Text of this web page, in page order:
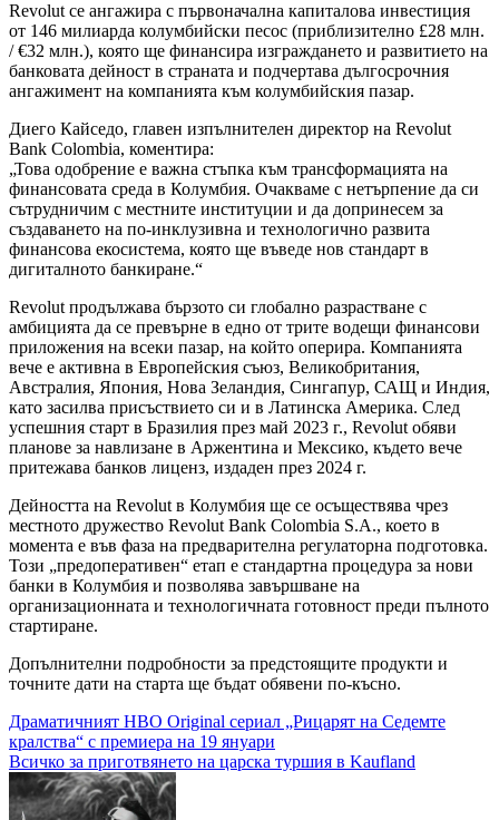
Revolut се ангажира с първоначална капиталова инвестиция
от 146 милиарда колумбийски песос (приблизително £28 млн.
/ €32 млн.), която ще финансира изграждането и развитието на
банковата дейност в страната и подчертава дългосрочния
ангажимент на компанията към колумбийския пазар.
Диего Кайседо, главен изпълнителен директор на Revolut
Bank Colombia, коментира:
„Това одобрение е важна стъпка към трансформацията на
финансовата среда в Колумбия. Очакваме с нетърпение да си
сътрудничим с местните институции и да допринесем за
създаването на по-инклузивна и технологично развита
финансова екосистема, която ще въведе нов стандарт в
дигиталното банкиране.“
Revolut продължава бързото си глобално разрастване с
амбицията да се превърне в едно от трите водещи финансови
приложения на всеки пазар, на който оперира. Компанията
вече е активна в Европейския съюз, Великобритания,
Австралия, Япония, Нова Зеландия, Сингапур, САЩ и Индия,
като засилва присъствието си и в Латинска Америка. След
успешния старт в Бразилия през май 2023 г., Revolut обяви
планове за навлизане в Аржентина и Мексико, където вече
притежава банков лиценз, издаден през 2024 г.
Дейността на Revolut в Колумбия ще се осъществява чрез
местното дружество Revolut Bank Colombia S.A., което в
момента е във фаза на предварителна регулаторна подготовка.
Този „предоперативен“ етап е стандартна процедура за нови
банки в Колумбия и позволява завършване на
организационната и технологичната готовност преди пълното
стартиране.
Допълнителни подробности за предстоящите продукти и
точните дати на старта ще бъдат обявени по-късно.
Навигация
Драматичният HBO Original сериал „Рицарят на Седемте
кралства“ с премиера на 19 януари
Всичко за приготвянето на царска туршия в Kaufland